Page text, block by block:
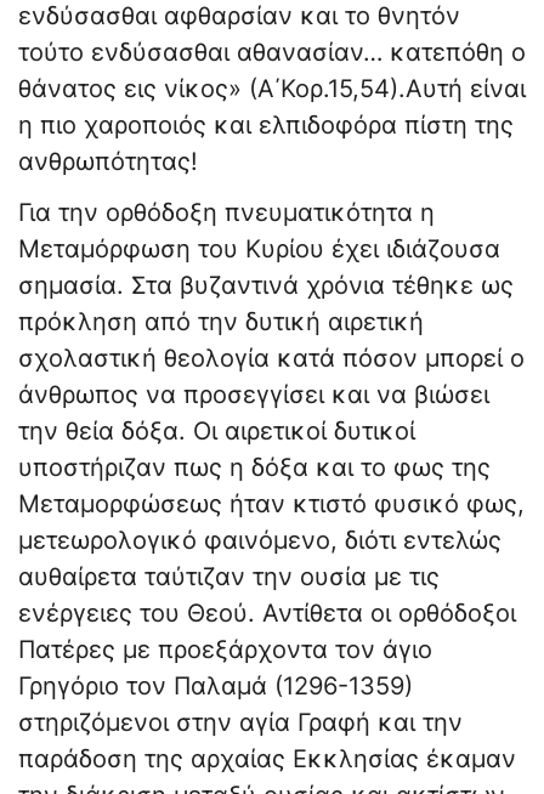
ενδύσασθαι αφθαρσίαν και το θνητόν
τούτο ενδύσασθαι αθανασίαν… κατεπόθη ο
θάνατος εις νίκος» (Α΄Κορ.15,54).Αυτή είναι
η πιο χαροποιός και ελπιδοφόρα πίστη της
ανθρωπότητας!
Για την ορθόδοξη πνευματικότητα η
Μεταμόρφωση του Κυρίου έχει ιδιάζουσα
σημασία. Στα βυζαντινά χρόνια τέθηκε ως
πρόκληση από την δυτική αιρετική
σχολαστική θεολογία κατά πόσον μπορεί ο
άνθρωπος να προσεγγίσει και να βιώσει
την θεία δόξα. Οι αιρετικοί δυτικοί
υποστήριζαν πως η δόξα και το φως της
Μεταμορφώσεως ήταν κτιστό φυσικό φως,
μετεωρολογικό φαινόμενο, διότι εντελώς
αυθαίρετα ταύτιζαν την ουσία με τις
ενέργειες του Θεού. Αντίθετα οι ορθόδοξοι
Πατέρες με προεξάρχοντα τον άγιο
Γρηγόριο τον Παλαμά (1296-1359)
στηριζόμενοι στην αγία Γραφή και την
παράδοση της αρχαίας Εκκλησίας έκαμαν